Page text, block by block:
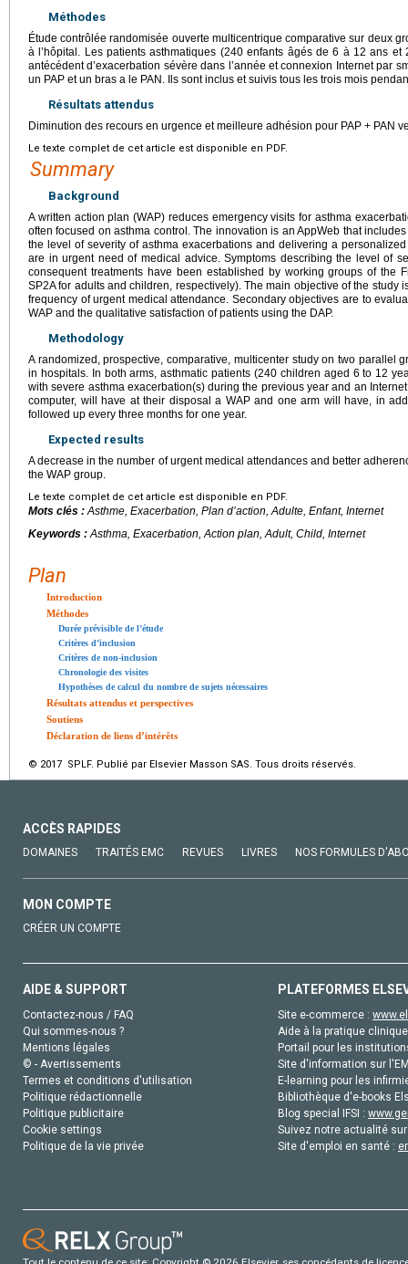
Méthodes
Étude contrôlée randomisée ouverte multicentrique comparative sur deux
à l’hôpital. Les patients asthmatiques (240 enfants âgés de 6 à 12 ans
antécédent d’exacerbation sévère dans l’année et connexion Internet par
un PAP et un bras a le PAN. Ils sont inclus et suivis tous les trois mois
Résultats attendus
Diminution des recours en urgence et meilleure adhésion pour PAP + PAN
Le texte complet de cet article est disponible en PDF.
Summary
Background
A written action plan (WAP) reduces emergency visits for asthma
often focused on asthma control. The innovation is an AppWeb that
the level of severity of asthma exacerbations and delivering a
are in urgent need of medical advice. Symptoms describing the level of
consequent treatments have been established by working groups of the
SP2A for adults and children, respectively). The main objective of the study
frequency of urgent medical attendance. Secondary objectives are to
WAP and the qualitative satisfaction of patients using the DAP.
Methodology
A randomized, prospective, comparative, multicenter study on two parallel
in hospitals. In both arms, asthmatic patients (240 children aged 6 to 12
with severe asthma exacerbation(s) during the previous year and an
computer, will have at their disposal a WAP and one arm will have, in
followed up every three months for one year.
Expected results
A decrease in the number of urgent medical attendances and better
the WAP group.
Le texte complet de cet article est disponible en PDF.
Mots clés :Asthme, Exacerbation, Plan d’action, Adulte, Enfant, Internet
Keywords :Asthma, Exacerbation, Action plan, Adult, Child, Internet
Plan
Introduction
Méthodes
Durée prévisible de l’étude
Critères d’inclusion
Critères de non-inclusion
Chronologie des visites
Hypothèses de calcul du nombre de sujets nécessaires
Résultats attendus et perspectives
Soutiens
Déclaration de liens d’intérêts
© 2017 SPLF. Publié par Elsevier Masson SAS. Tous droits réservés.
ACCÈS RAPIDES
DOMAINES TRAITÉS EMC REVUES LIVRES NOS FORMULES
MON COMPTE
CRÉER UN COMPTE
AIDE & SUPPORT
Contactez-nous / FAQ
Qui sommes-nous ?
Mentions légales
© - Avertissements
Termes et conditions d'utilisation
Politique rédactionnelle
Politique publicitaire
Cookie settings
Politique de la vie privée
PLATEFORMES
Site e-commerce :
Aide à la pratique
Portail pour les
Site d'information sur
E-learning pour les
Bibliothèque d'e-books
Blog special IFSI :
Suivez notre actualité
Site d'emploi en santé :